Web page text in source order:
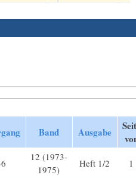
Band Ausgabe
12 (1973-
1975)
Heft 1/2 1